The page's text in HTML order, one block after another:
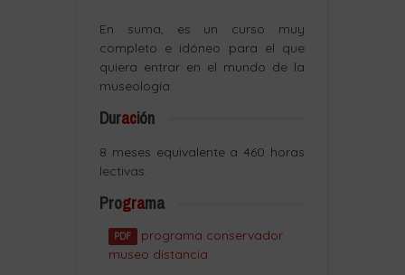
En suma, es un curso muy
completo e idóneo para el que
quiera entrar en el mundo de la
museología.
Duración
8 meses equivalente a 460 horas
lectivas.
Programa
PDF
programa conservador
museo distancia